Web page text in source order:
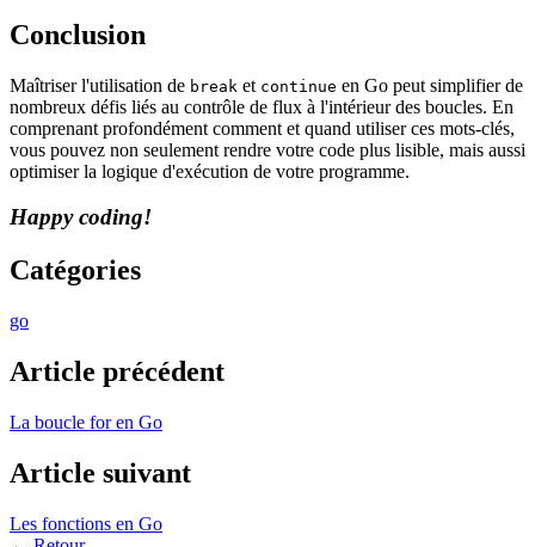
Conclusion
Maîtriser l'utilisation de break et continue en Go peut simplifier de
nombreux défis liés au contrôle de flux à l'intérieur des boucles. En
comprenant profondément comment et quand utiliser ces mots-clés,
vous pouvez non seulement rendre votre code plus lisible, mais aussi
optimiser la logique d'exécution de votre programme.
Happy coding!
Catégories
go
Article précédent
La boucle for en Go
Article suivant
Les fonctions en Go